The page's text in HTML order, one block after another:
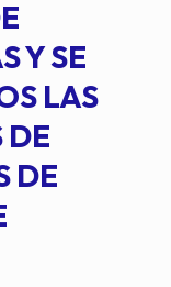
Y SE
LAS
DE
DE